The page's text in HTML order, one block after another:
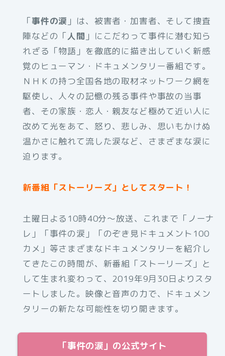
「事件の涙 」は、被害者・加害者、そして捜査
陣などの「人間 」にこだわって事件に潜む知ら
れざる「物語」を徹底的に描き出していく新感
覚のヒューマン・ドキュメンタリー番組です。
ＮＨＫの持つ全国各地の取材ネットワーク網を
駆使し、人々の記憶の残る事件や事故の当事
者、その家族・恋人・親友など極めて近い人に
改めて光をあて、怒り、悲しみ、思いもかけぬ
温かさに触れて流した涙など、さまざまな涙に
迫ります。
新番組「ストーリーズ」としてスタート！
土曜日よる10時40分〜放送、これまで「ノーナ
レ」「事件の涙」「のぞき見ドキュメント100
カメ」等さまざまなドキュメンタリーを紹介し
てきたこの時間が、新番組「ストーリーズ」と
して生まれ変わって、2019年9月30日よりスタ
ートしました。映像と音声の力で、ドキュメン
タリーの新たな可能性を切り開きます。
「事件の涙」の公式サイト